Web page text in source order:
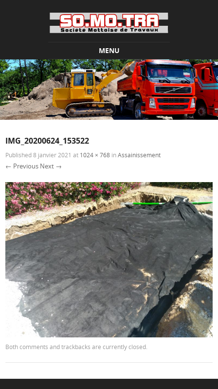
MENU
Skip to content
IMG_20200624_153522
Published8 janvier 2021 at 1024 × 768 inAssainissement
← Previous Next →
Both comments and trackbacks are currently closed.